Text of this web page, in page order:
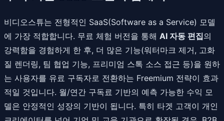
비디오스튜는 전형적인 SaaS(Software as a Service) 모델
에 가장 적합합니다. 무료 체험 버전을 통해 AI 자동 편집의
강력함을 경험하게 한 후, 더 많은 기능(워터마크 제거, 고화
질 렌더링, 팀 협업 기능, 프리미엄 스톡 소스 접근 등)을 원하
는 사용자를 유료 구독자로 전환하는 Freemium 전략이 효과
적일 것입니다. 월/연간 구독료 기반의 예측 가능한 수익 모
델은 안정적인 성장의 기반이 됩니다. 특히 타겟 고객이 개인